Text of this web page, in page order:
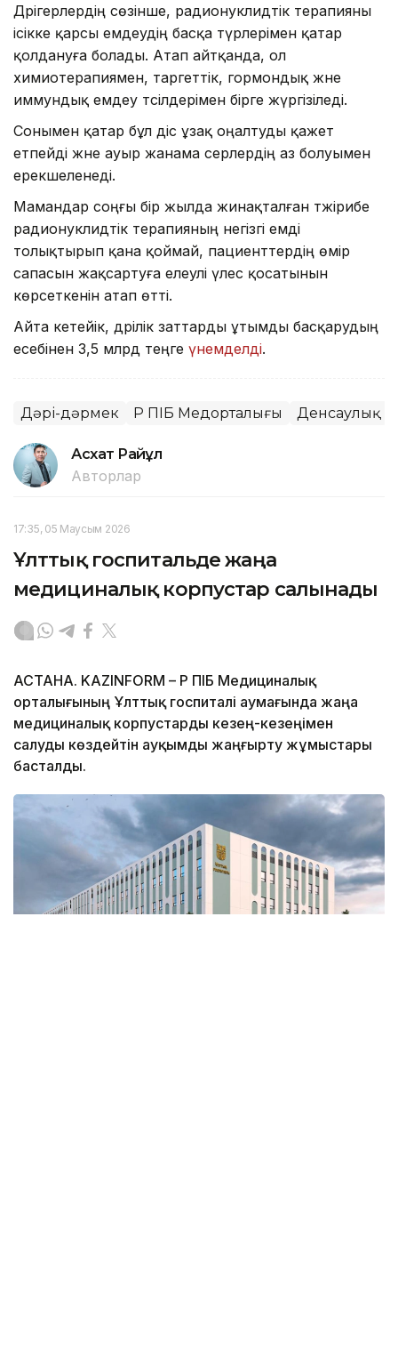
Дәрігерлердің сөзінше, радионуклидтік терапияны
ісікке қарсы емдеудің басқа түрлерімен қатар
қолдануға болады. Атап айтқанда, ол
химиотерапиямен, таргеттік, гормондық және
иммундық емдеу тәсілдерімен бірге жүргізіледі.
Сонымен қатар бұл әдіс ұзақ оңалтуды қажет
етпейді және ауыр жанама әсерлердің аз болуымен
ерекшеленеді.
Мамандар соңғы бір жылда жинақталған тәжірибе
радионуклидтік терапияның негізгі емді
толықтырып қана қоймай, пациенттердің өмір
сапасын жақсартуға елеулі үлес қосатынын
көрсеткенін атап өтті.
Айта кетейік, дәрілік заттарды ұтымды басқарудың
есебінен 3,5 млрд теңге үнемделді.
Дәрі-дәрмек ҚР ПІБ Медорталығы Денсаулық
Асхат Райқұл
Авторлар
17:35, 05 Маусым 2026
Ұлттық госпитальде жаңа
медициналық корпустар салынады
АСТАНА. KAZINFORM – ҚР ПІБ Медициналық
орталығының Ұлттық госпиталі аумағында жаңа
медициналық корпустарды кезең-кезеңімен
салуды көздейтін ауқымды жаңғырту жұмыстары
басталды.